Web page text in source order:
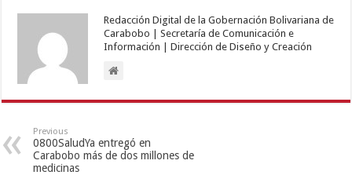
Redacción Digital de la Gobernación Bolivariana de
Carabobo | Secretaría de Comunicación e
Información | Dirección de Diseño y Creación
Previous
0800SaludYa entregó en
Carabobo más de dos millones de
medicinas